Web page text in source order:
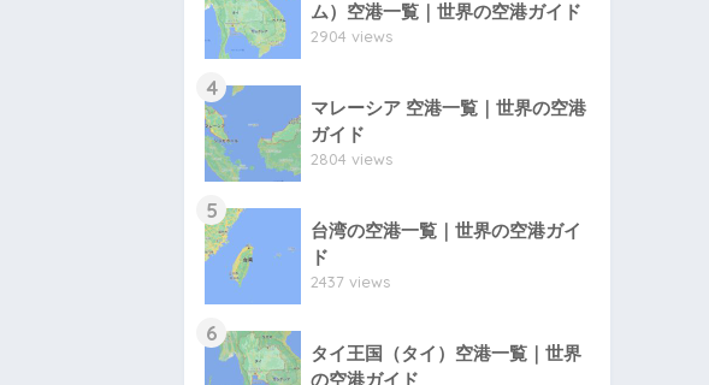
ム）空港一覧｜世界の空港ガイド
2904 views
4
マレーシア 空港一覧｜世界の空港
ガイド
2804 views
5
台湾の空港一覧｜世界の空港ガイ
ド
2437 views
6
タイ王国（タイ）空港一覧｜世界
の空港ガイド